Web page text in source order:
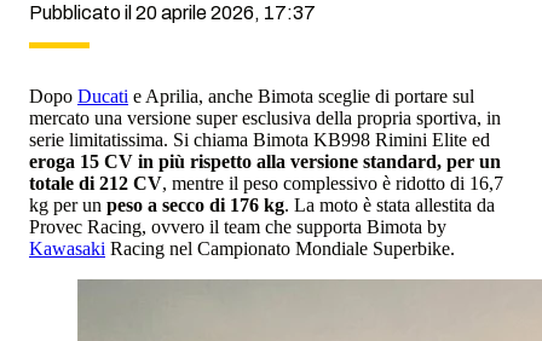
Pubblicato il 20 aprile 2026, 17:37
Dopo Ducati e Aprilia, anche Bimota sceglie di portare sul
mercato una versione super esclusiva della propria sportiva, in
serie limitatissima. Si chiama Bimota KB998 Rimini Elite ed
eroga 15 CV in più rispetto alla versione standard, per un
totale di 212 CV, mentre il peso complessivo è ridotto di 16,7
kg per un peso a secco di 176 kg. La moto è stata allestita da
Provec Racing, ovvero il team che supporta Bimota by
Kawasaki Racing nel Campionato Mondiale Superbike.